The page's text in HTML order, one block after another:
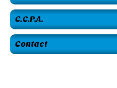
C.C.P.A.
Contact